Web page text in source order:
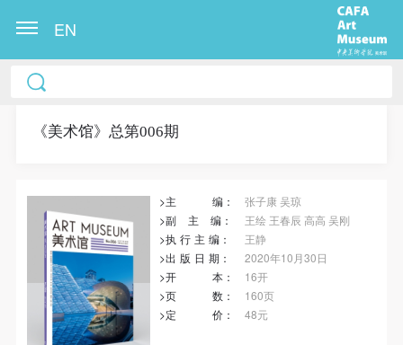
EN
《美术馆》总第006期
>主 编：
张子康 吴琼
>副
主 编：
王绘 王春辰 高高 吴刚
>执 行 主 编：
王静
>出 版 日 期 ：
2020年10月30日
>开
本：
16开
>页
数：
160页
>定
价： 48元
冷风起，冬意浓！ 这个冬日的北京刻意显得不那么的
重新洗礼那或许已经麻木的感官。 选择去吴哥，因为
称之美全部完美的融为一体。唯有置身于吴哥王城，
在“高棉微笑”的注视下，去凝望这曾经充满战乱、杀
戮，到现今的和平和安详。仿佛瞬间被抽离出这世间
之外，画面被定格静止了一般，转过身即是微笑。 版
权归作者所有，任何形式转载请联系作者。 关于吴
哥，我想大约是我不必多费口舌去解释每一处寺院的